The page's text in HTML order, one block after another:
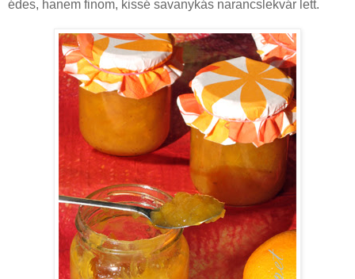
édes, hanem finom, kissé savanykás narancslekvár lett.